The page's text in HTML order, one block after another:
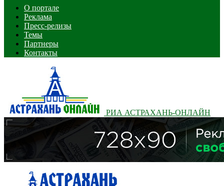
О портале
Реклама
Пресс-релизы
Темы
Партнеры
Контакты
РИА АСТРАХАНЬ-ОНЛАЙН